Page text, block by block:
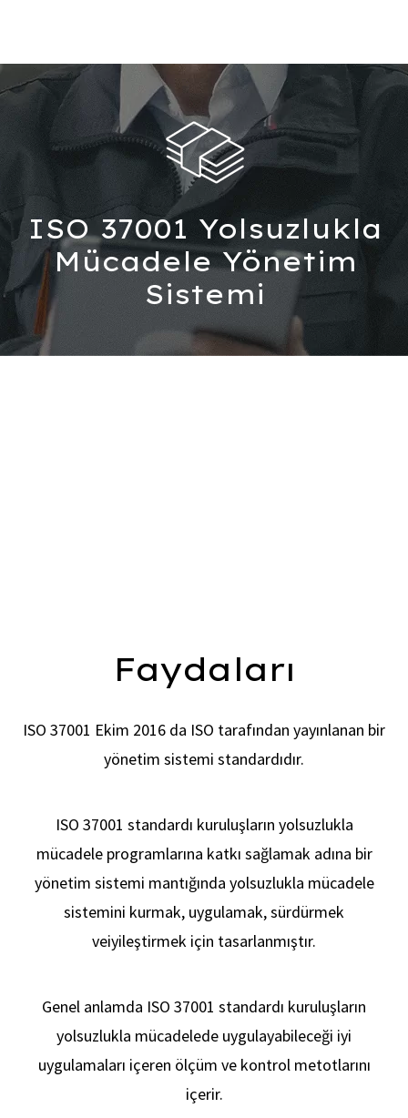
ISO 37001 Yolsuzlukla
Mücadele Yönetim
Sistemi
Faydaları
ISO 37001 Ekim 2016 da ISO tarafından yayınlanan bir
yönetim sistemi standardıdır.
ISO 37001 standardı kuruluşların yolsuzlukla
mücadele programlarına katkı sağlamak adına bir
yönetim sistemi mantığında yolsuzlukla mücadele
sistemini kurmak, uygulamak, sürdürmek
veiyileştirmek için tasarlanmıştır.
Genel anlamda ISO 37001 standardı kuruluşların
yolsuzlukla mücadelede uygulayabileceği iyi
uygulamaları içeren ölçüm ve kontrol metotlarını
içerir.